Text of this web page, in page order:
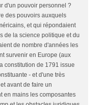
d'un pouvoir personnel ?
des pouvoirs auxquels
et qui répondaient
de la science politique et du
de nombre d'années les
survenir en Europe (aux
constitution de 1791 issue
- et d'une très
avant de faire un
en mains les composantes